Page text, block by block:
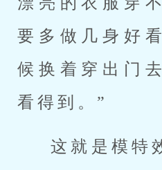
要多做几身好
候换着穿出门
看得到。”
这就是模特